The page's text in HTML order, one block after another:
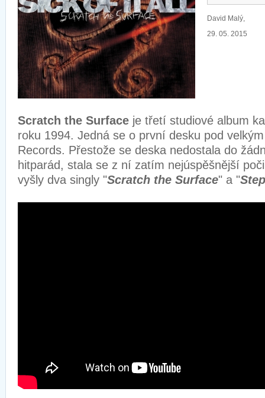
David Malý,
29. 05. 2015
Scratch the Surface je třetí studiové album
roku 1994. Jedná se o první desku pod
Records. Přestože se deska nedostala do
hitparád, stala se z ní zatím nejúspěšnější
vyšly dva singly "Scratch the Surface" a "